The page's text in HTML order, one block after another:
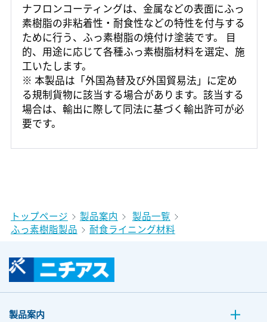
ナフロンコーティングは、金属などの表面にふっ
素樹脂の非粘着性・耐食性などの特性を付与する
ために行う、ふっ素樹脂の焼付け塗装です。 目
的、用途に応じて各種ふっ素樹脂材料を選定、施
工いたします。
※ 本製品は「外国為替及び外国貿易法」に定め
る規制貨物に該当する場合があります。該当する
場合は、輸出に際して同法に基づく輸出許可が必
要です。
トップページ 製品案内
製品一覧
ふっ素樹脂製品
耐食ライニング材料
製品案内